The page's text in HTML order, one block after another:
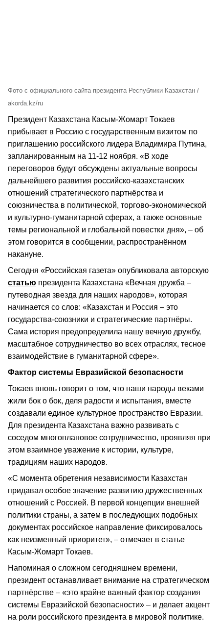
Фото с официального сайта президента Республики Казахстан /
akorda.kz/ru
Президент Казахстана Касым-Жомарт Токаев
прибывает в Россию с государственным визитом по
приглашению российского лидера Владимира Путина,
запланированным на 11-12 ноября. «В ходе
переговоров будут обсуждены актуальные вопросы
дальнейшего развития российско-казахстанских
отношений стратегического партнёрства и
союзничества в политической, торгово-экономической
и культурно-гуманитарной сферах, а также основные
темы региональной и глобальной повестки дня», – об
этом говорится в сообщении, распространённом
накануне.
Сегодня «Российская газета» опубликовала авторскую
статью президента Казахстана «Вечная дружба –
путеводная звезда для наших народов», которая
начинается со слов: «Казахстан и Россия – это
государства-союзники и стратегические партнёры.
Сама история предопределила нашу вечную дружбу,
масштабное сотрудничество во всех отраслях, тесное
взаимодействие в гуманитарной сфере».
Фактор системы Евразийской безопасности
Токаев вновь говорит о том, что наши народы веками
жили бок о бок, деля радости и испытания, вместе
создавали единое культурное пространство Евразии.
Для президента Казахстана важно развивать с
соседом многоплановое сотрудничество, проявляя при
этом взаимное уважение к истории, культуре,
традициям наших народов.
«С момента обретения независимости Казахстан
придавал особое значение развитию дружественных
отношений с Россией. В первой концепции внешней
политики страны, а затем в последующих подобных
документах российское направление фиксировалось
как неизменный приоритет», – отмечает в статье
Касым-Жомарт Токаев.
Напоминая о сложном сегодняшнем времени,
президент останавливает внимание на стратегическом
партнёрстве – «это крайне важный фактор создания
системы Евразийской безопасности» – и делает акцент
на роли российского президента в мировой политике.